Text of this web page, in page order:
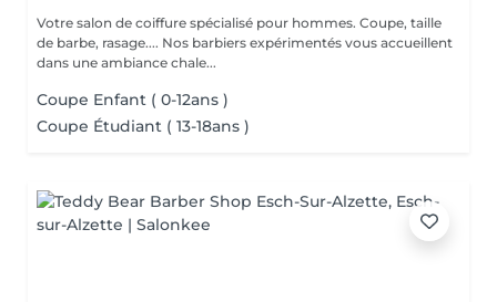
Votre salon de coiffure spécialisé pour hommes. Coupe, taille
de barbe, rasage.... Nos barbiers expérimentés vous accueillent
dans une ambiance chale...
Coupe Enfant ( 0-12ans )
Coupe Étudiant ( 13-18ans )